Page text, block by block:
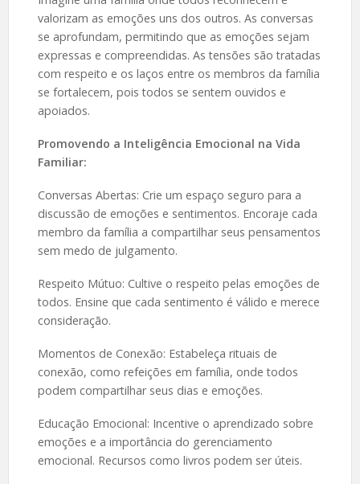
valorizam as emoções uns dos outros. As conversas
se aprofundam, permitindo que as emoções sejam
expressas e compreendidas. As tensões são tratadas
com respeito e os laços entre os membros da família
se fortalecem, pois todos se sentem ouvidos e
apoiados.
Promovendo a Inteligência Emocional na Vida
Familiar:
Conversas Abertas: Crie um espaço seguro para a
discussão de emoções e sentimentos. Encoraje cada
membro da família a compartilhar seus pensamentos
sem medo de julgamento.
Respeito Mútuo: Cultive o respeito pelas emoções de
todos. Ensine que cada sentimento é válido e merece
consideração.
Momentos de Conexão: Estabeleça rituais de
conexão, como refeições em família, onde todos
podem compartilhar seus dias e emoções.
Educação Emocional: Incentive o aprendizado sobre
emoções e a importância do gerenciamento
emocional. Recursos como livros podem ser úteis.